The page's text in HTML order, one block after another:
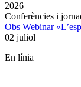
2026
Conferències i
Obs Webinar
02 juliol
En línia